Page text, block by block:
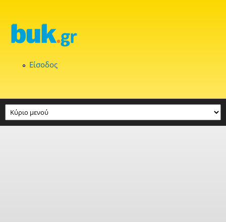
Είσοδος